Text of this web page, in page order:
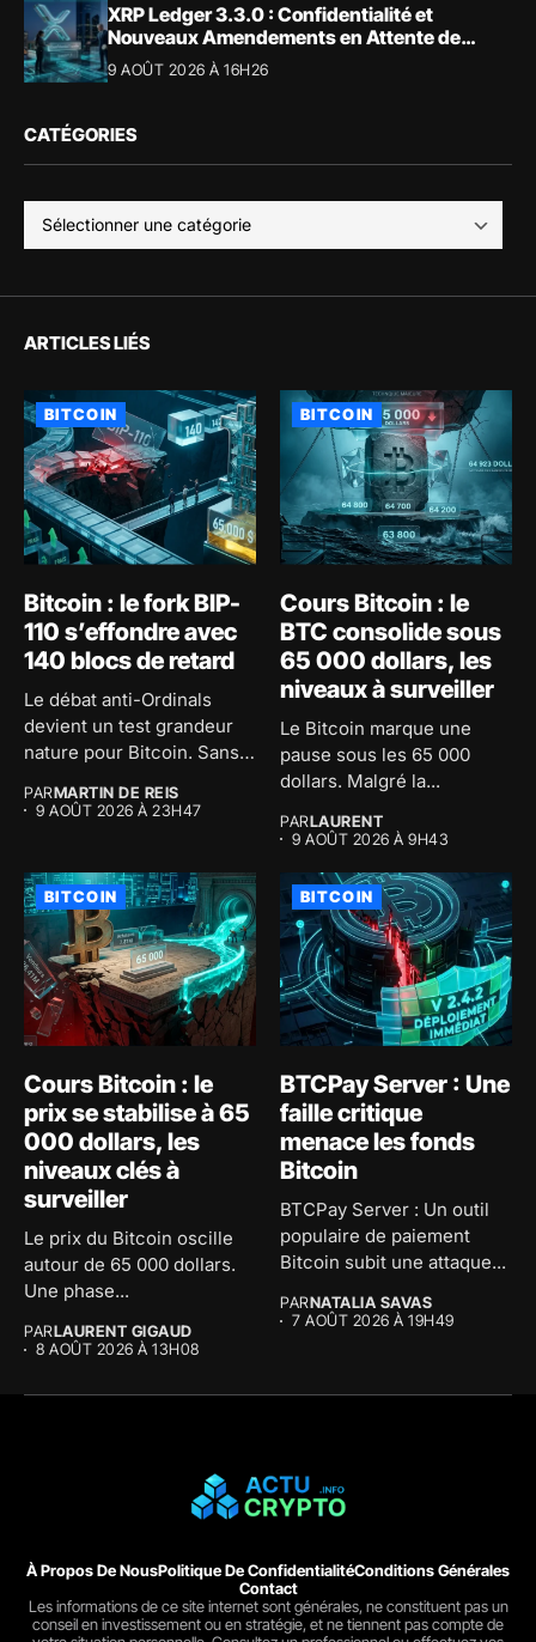
XRP Ledger 3.3.0 : Confidentialité et
Nouveaux Amendements en Attente de
Validation
9 AOÛT 2026 À 16H26
CATÉGORIES
ARTICLES LIÉS
BITCOIN
Bitcoin : le fork BIP-
110 s’effondre avec
140 blocs de retard
Le débat anti-Ordinals
devient un test grandeur
nature pour Bitcoin. Sans
PARMARTIN DE REIS
9 AOÛT 2026 À 23H47
BITCOIN
Cours Bitcoin : le
BTC consolide sous
65 000 dollars, les
niveaux à surveiller
Le Bitcoin marque une
pause sous les 65 000
dollars. Malgré la...
PARLAURENT
9 AOÛT 2026 À 9H43
BITCOIN
Cours Bitcoin : le
prix se stabilise à 65
000 dollars, les
niveaux clés à
surveiller
Le prix du Bitcoin oscille
autour de 65 000 dollars.
Une phase...
PARLAURENT GIGAUD
8 AOÛT 2026 À 13H08
BITCOIN
BTCPay Server : Une
faille critique
menace les fonds
Bitcoin
BTCPay Server : Un outil
populaire de paiement
Bitcoin subit une attaque...
PARNATALIA SAVAS
7 AOÛT 2026 À 19H49
À Propos De NousPolitique De ConfidentialitéConditions Générales
Contact
Les informations de ce site internet sont générales, ne constituent pas un
conseil en investissement ou en stratégie, et ne tiennent pas compte de